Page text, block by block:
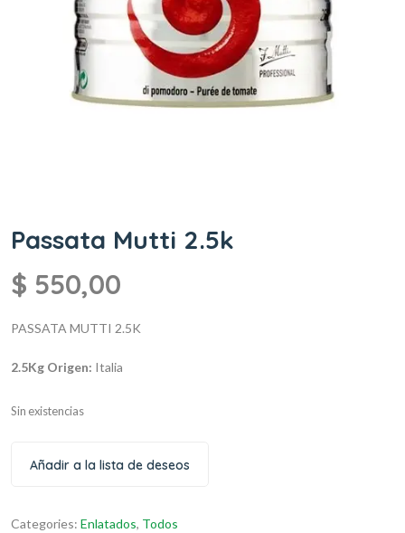
Passata Mutti 2.5k
$ 550,00
PASSATA MUTTI 2.5K
2.5Kg Origen: Italia
Sin existencias
Añadir a la lista de deseos
Categories: Enlatados, Todos